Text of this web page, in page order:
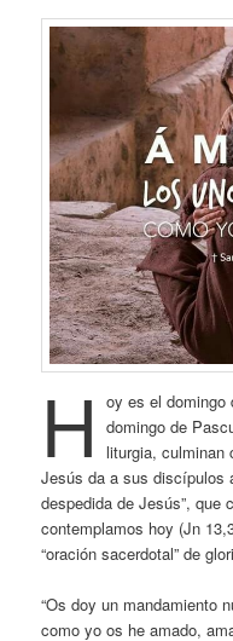
H
oy es el domingo
domingo de
liturgia, culminan
Jesús da a sus discípulos
despedida de Jesús”, que
contemplamos hoy (Jn
“oración sacerdotal” de
“Os doy un mandamiento
como yo os he amado,